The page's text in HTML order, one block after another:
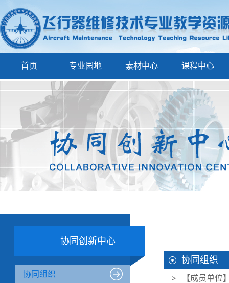
首页 专业园地 素材中心 课程中心
协同创新中心
协同组织
协同组织
【成员单位